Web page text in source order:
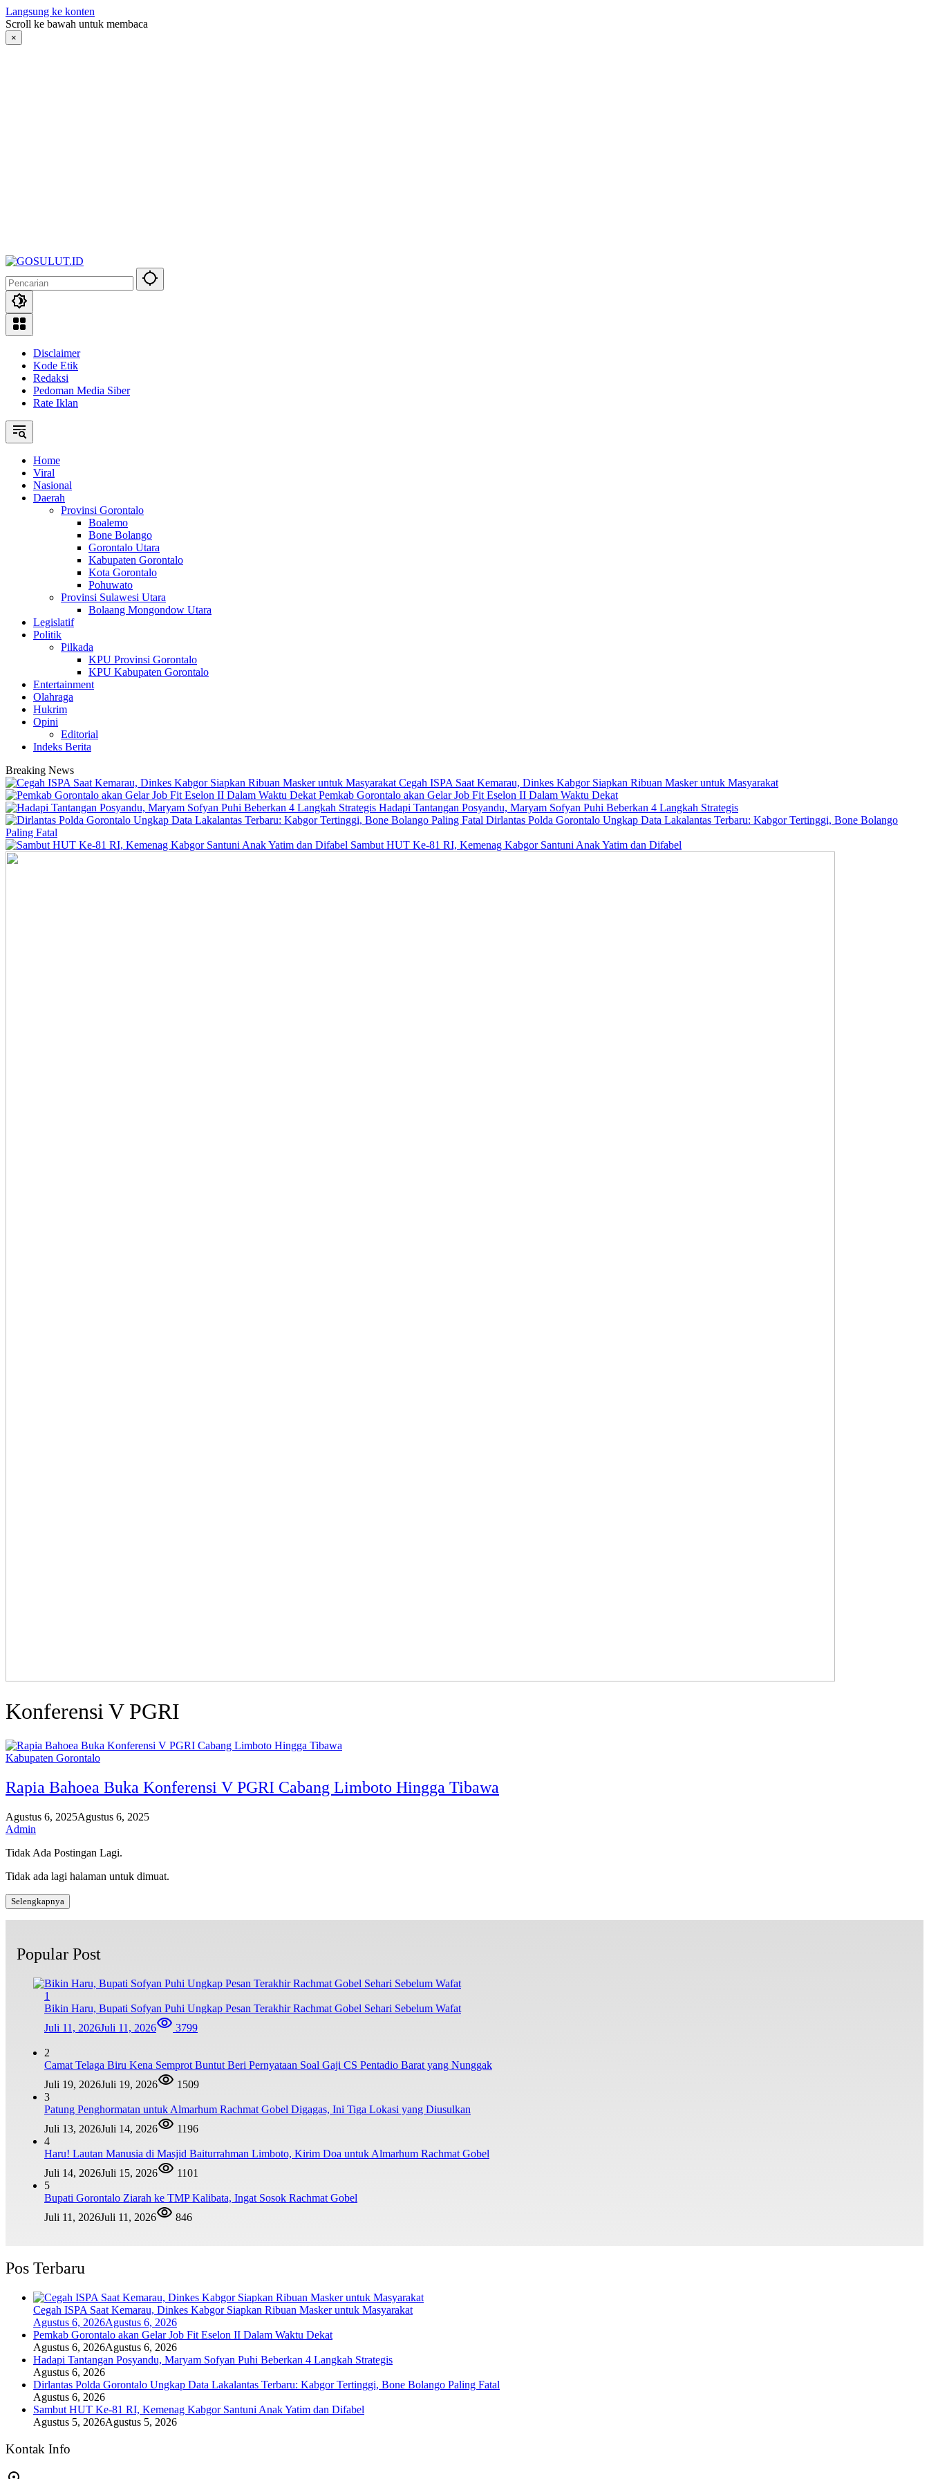
Langsung ke konten
Scroll ke bawah untuk membaca
×
Disclaimer
Kode Etik
Redaksi
Pedoman Media Siber
Rate Iklan
Home
Viral
Nasional
Daerah
Provinsi Gorontalo
Boalemo
Bone Bolango
Gorontalo Utara
Kabupaten Gorontalo
Kota Gorontalo
Pohuwato
Provinsi Sulawesi Utara
Bolaang Mongondow Utara
Legislatif
Politik
Pilkada
KPU Provinsi Gorontalo
KPU Kabupaten Gorontalo
Entertainment
Olahraga
Hukrim
Opini
Editorial
Indeks Berita
Breaking News
Cegah ISPA Saat Kemarau, Dinkes Kabgor Siapkan Ribuan Masker untuk Masyarakat
Pemkab Gorontalo akan Gelar Job Fit Eselon II Dalam Waktu Dekat
Hadapi Tantangan Posyandu, Maryam Sofyan Puhi Beberkan 4 Langkah Strategis
Dirlantas Polda Gorontalo Ungkap Data Lakalantas Terbaru: Kabgor Tertinggi, Bone Bolango
Paling Fatal
Sambut HUT Ke-81 RI, Kemenag Kabgor Santuni Anak Yatim dan Difabel
Konferensi V PGRI
Kabupaten Gorontalo
Rapia Bahoea Buka Konferensi V PGRI Cabang Limboto Hingga Tibawa
Agustus 6, 2025Agustus 6, 2025
Admin
Tidak Ada Postingan Lagi.
Tidak ada lagi halaman untuk dimuat.
Selengkapnya
Popular Post
1
Bikin Haru, Bupati Sofyan Puhi Ungkap Pesan Terakhir Rachmat Gobel Sehari Sebelum Wafat
Juli 11, 2026Juli 11, 2026 3799
2
Camat Telaga Biru Kena Semprot Buntut Beri Pernyataan Soal Gaji CS Pentadio Barat yang Nunggak
Juli 19, 2026Juli 19, 2026
1509
3
Patung Penghormatan untuk Almarhum Rachmat Gobel Digagas, Ini Tiga Lokasi yang Diusulkan
Juli 13, 2026Juli 14, 2026
1196
4
Haru! Lautan Manusia di Masjid Baiturrahman Limboto, Kirim Doa untuk Almarhum Rachmat Gobel
Juli 14, 2026Juli 15, 2026
1101
5
Bupati Gorontalo Ziarah ke TMP Kalibata, Ingat Sosok Rachmat Gobel
Juli 11, 2026Juli 11, 2026 846
Pos Terbaru
Cegah ISPA Saat Kemarau, Dinkes Kabgor Siapkan Ribuan Masker untuk Masyarakat
Agustus 6, 2026Agustus 6, 2026
Pemkab Gorontalo akan Gelar Job Fit Eselon II Dalam Waktu Dekat
Agustus 6, 2026Agustus 6, 2026
Hadapi Tantangan Posyandu, Maryam Sofyan Puhi Beberkan 4 Langkah Strategis
Agustus 6, 2026
Dirlantas Polda Gorontalo Ungkap Data Lakalantas Terbaru: Kabgor Tertinggi, Bone Bolango Paling Fatal
Agustus 6, 2026
Sambut HUT Ke-81 RI, Kemenag Kabgor Santuni Anak Yatim dan Difabel
Agustus 5, 2026Agustus 5, 2026
Kontak Info